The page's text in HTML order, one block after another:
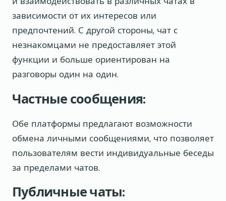
зависимости от их интересов или
предпочтений. С другой стороны, чат с
незнакомцами не предоставляет этой
функции и больше ориентирован на
разговоры один на один.
Частные сообщения:
Обе платформы предлагают возможности
обмена личными сообщениями, что позволяет
пользователям вести индивидуальные беседы
за пределами чатов.
Публичные чаты: